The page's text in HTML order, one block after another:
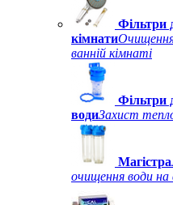
Фільтри
кімнатиОчищення
ванній кімнаті
Фільтри
водиЗахист
очищення води на